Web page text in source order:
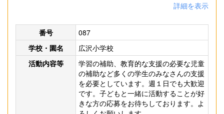
詳細を表示
番号
087
学校・園名
広沢小学校
活動内容等
学習の補助、教育的な支援の必要な児童
の補助など多くの学生のみなさんの支援
を必要としています。週１日でも大歓迎
です。子どもと一緒に活動することが好
きな方の応募をお待ちしております。よ